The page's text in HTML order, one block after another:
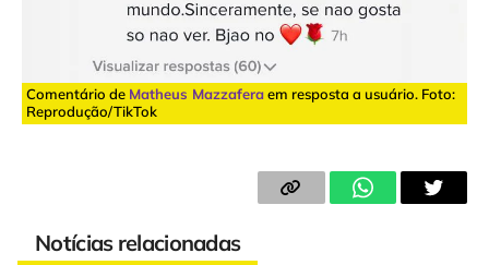
Comentário de Matheus Mazzaferaem resposta a usuário. Foto:
Reprodução/TikTok
Notícias relacionadas